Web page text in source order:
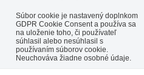
Súbor cookie je nastavený doplnkom
GDPR Cookie Consent a používa sa
na uloženie toho, či používateľ
súhlasil alebo nesúhlasil s
používaním súborov cookie.
Neuchováva žiadne osobné údaje.